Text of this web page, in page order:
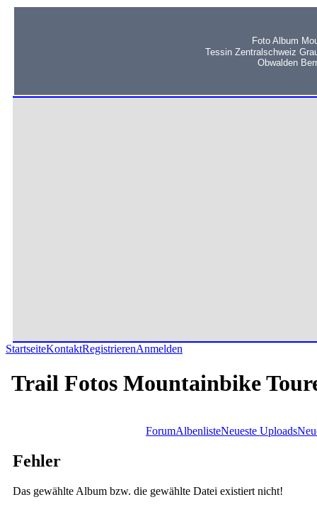
Foto Album
Tessin Zentralschweiz
Obwalden
StartseiteKontaktRegistrierenAnmelden
Trail Fotos Mountainbike
ForumAlbenlisteNeueste Uploads
Fehler
Das gewählte Album bzw. die gewählte Datei existiert nicht!